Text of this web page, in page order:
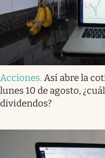
Acciones. Así abre la
lunes 10 de agosto,
dividendos?